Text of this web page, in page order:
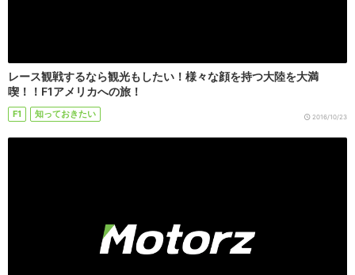
レース観戦するなら観光もしたい！様々な顔を持つ大陸を大満
喫！！F1アメリカへの旅！
F1 知っておきたい 2016/10/23